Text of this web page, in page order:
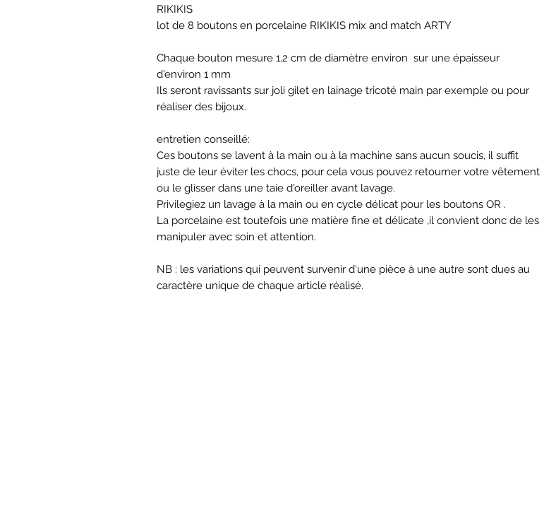
RIKIKIS
lot de 8 boutons en porcelaine RIKIKIS mix and match ARTY
Chaque bouton mesure 1,2 cm de diamètre environ sur une épaisseur
d'environ 1 mm
Ils seront ravissants sur joli gilet en lainage tricoté main par exemple ou pour
réaliser des bijoux.
entretien conseillé:
Ces boutons se lavent à la main ou à la machine sans aucun soucis, il suffit
juste de leur éviter les chocs, pour cela vous pouvez retourner votre vêtement
ou le glisser dans une taie d'oreiller avant lavage.
Privilegiez un lavage à la main ou en cycle délicat pour les boutons OR .
La porcelaine est toutefois une matière fine et délicate ,il convient donc de les
manipuler avec soin et attention.
NB : les variations qui peuvent survenir d'une pièce à une autre sont dues au
caractère unique de chaque article réalisé.